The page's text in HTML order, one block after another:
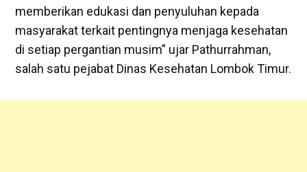
memberikan edukasi dan penyuluhan kepada
masyarakat terkait pentingnya menjaga kesehatan
di setiap pergantian musim” ujar Pathurrahman,
salah satu pejabat Dinas Kesehatan Lombok Timur.